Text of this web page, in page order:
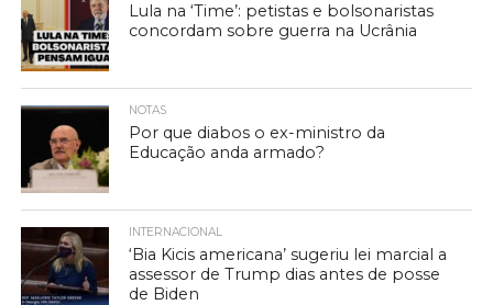
Lula na ‘Time’: petistas e bolsonaristas
concordam sobre guerra na Ucrânia
NOTAS
Por que diabos o ex-ministro da
Educação anda armado?
INTERNACIONAL
‘Bia Kicis americana’ sugeriu lei marcial a
assessor de Trump dias antes de posse
de Biden